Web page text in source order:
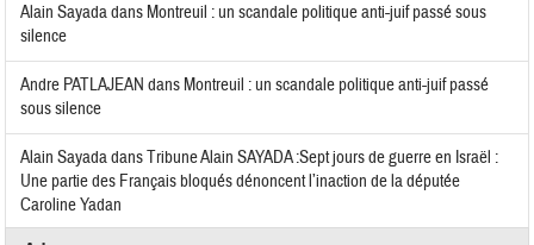
Alain Sayadadans Montreuil : un scandale politique anti-juif passé sous
silence
Andre PATLAJEAN dans Montreuil : un scandale politique anti-juif passé
sous silence
Alain SayadadansTribune Alain SAYADA :Sept jours de guerre en Israël :
Une partie des Français bloqués dénoncent l’inaction de la députée
Caroline Yadan